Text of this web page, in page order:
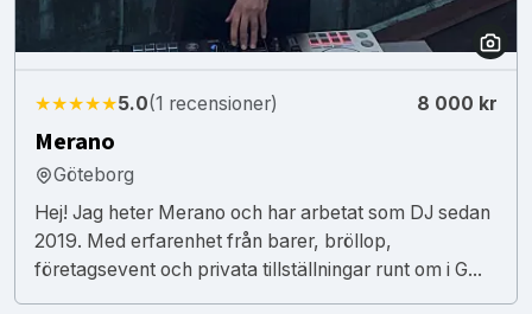
★★★★★5.0(1 recensioner) 8 000 kr
Merano
Göteborg
Hej! Jag heter Merano och har arbetat som DJ sedan
2019. Med erfarenhet från barer, bröllop,
företagsevent och privata tillställningar runt om i G...